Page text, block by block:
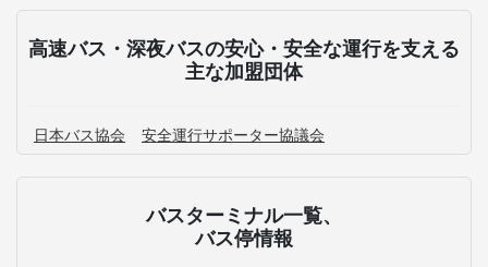
高速バス・深夜バスの安心・安全な運行を支える
主な加盟団体
日本バス協会 安全運行サポーター協議会
バスターミナル一覧、
バス停情報